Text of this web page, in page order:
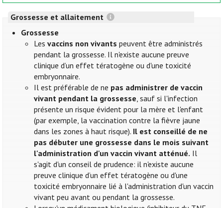
Grossesse et allaitement
Grossesse
Lesvaccins non vivants peuvent être administrés
pendant la grossesse. Il n'existe aucune preuve
clinique d’un effet tératogène ou d'une toxicité
embryonnaire.
Il est préférable de ne pas administrer de vaccin
vivant pendant la grossesse, sauf si l'infection
présente un risque évident pour la mère et l'enfant
(par exemple, la vaccination contre la fièvre jaune
dans les zones à haut risque). Il est conseillé de ne
pas débuter une grossesse dans le mois suivant
l'administration d'un vaccin vivant atténué. Il
s'agit d'un conseil de prudence: il n'existe aucune
preuve clinique d’un effet tératogène ou d'une
toxicité embryonnaire lié à l'administration d'un vaccin
vivant peu avant ou pendant la grossesse.